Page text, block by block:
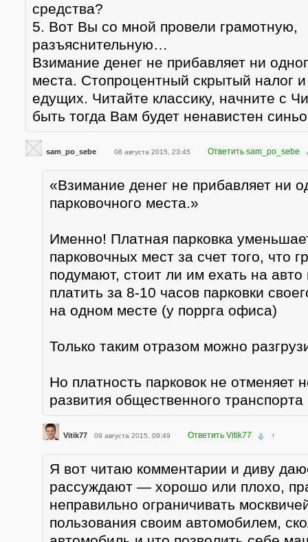
средства?
5. Вот Вы со мной провели грамотную,
разъяснительную…
Взимание денег не прибавляет ни
места. Стопроцентный скрытый налог
едущих. Читайте классику, начните с
быть тогда Вам будет ненавистен
sam_po_sebe 08 августа 2015, 23:45 Ответить sam_po_sebe
«Взимание денег не прибавляет ни
парковочного места.»
Именно! Платная парковка
парковочных мест за счет того, что
подумают, стоит ли им ехать на авто
платить за 8-10 часов парковки
на одном месте (у поррга офиса)
Только таким отразом можно
Но платность парковок не отменяет
развития общественного
Vitik77 09 августа 2015, 09:49 Ответить Vitik77 ↑
Я вот читаю комментарии и диву
рассуждают — хорошо или плохо,
неправильно ограничивать
пользования своим автомобилем,